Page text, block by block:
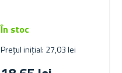
Prețul inițial: 27,03 lei
În stoc